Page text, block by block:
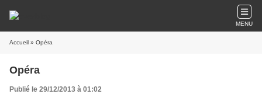
MENU
Accueil » Opéra
Opéra
Publié le 29/12/2013 à 01:02